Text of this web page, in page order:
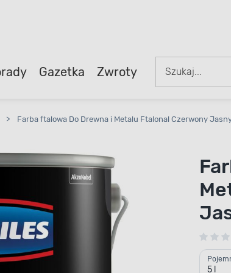
Gazetka Zwroty
> Farba ftalowa Do Drewna i Metalu Ftalonal Czerwony
5 l